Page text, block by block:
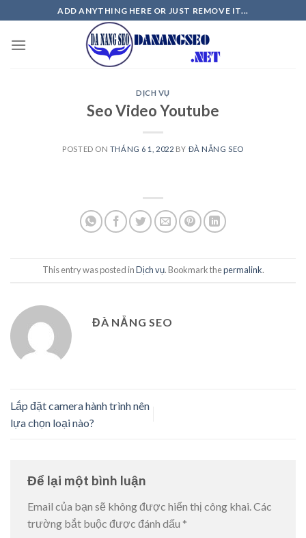
to
content
ADD ANYTHING HERE OR JUST REMOVE IT...
DỊCH VỤ
Seo Video Youtube
POSTED ON THÁNG 6 1, 2022 BY ĐÀ NẴNG SEO
This entry was posted inDịch vụ. Bookmark thepermalink.
ĐÀ NẴNG SEO
Lắp đặt camera hành trình nên
lựa chọn loại nào?
Để lại một bình luận
Email của bạn sẽ không được hiển thị công khai. Các
trường bắt buộc được đánh dấu *